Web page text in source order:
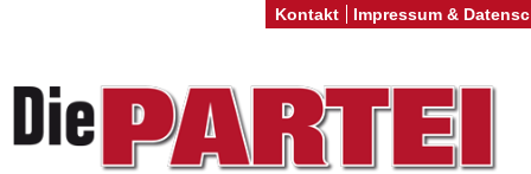
Kontakt Impressum &